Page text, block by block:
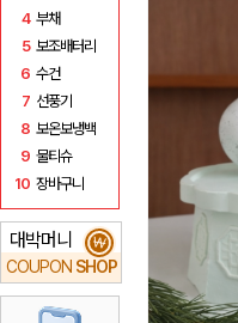
4 부채
5 보조배터리
6 수건
7 선풍기
8 보온보냉백
9 물티슈
10 장바구니
대박머니
COUPON SHOP
₩